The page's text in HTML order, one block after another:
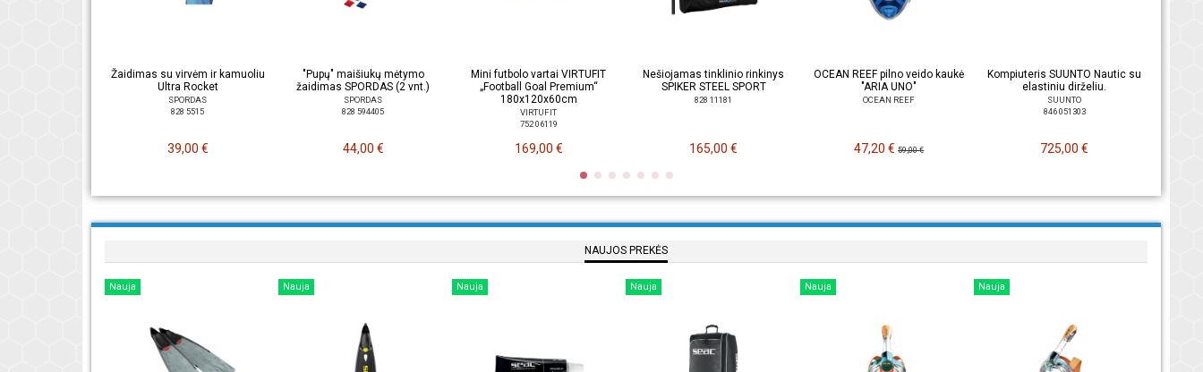
Žaidimas su virvėm ir kamuoliu
Ultra Rocket
SPORDAS
828 5515
39,00 €
"Pupų" maišiukų mėtymo
žaidimas SPORDAS (2 vnt.)
SPORDAS
828 594405
44,00 €
Mini futbolo vartai VIRTUFIT
„Football Goal Premium“
180x120x60cm
VIRTUFIT
752 06119
169,00 €
Nešiojamas tinklinio rinkinys
SPIKER STEEL SPORT
828 11181
165,00 €
OCEAN REEF pilno veido kaukė
"ARIA UNO"
OCEAN REEF
47,20 €59,00 €
Kompiuteris SUUNTO Nautic su
elastiniu dirželiu.
SUUNTO
846 051303
725,00 €
NAUJOS PREKĖS
Nauja Nauja Nauja Nauja Nauja Nauja